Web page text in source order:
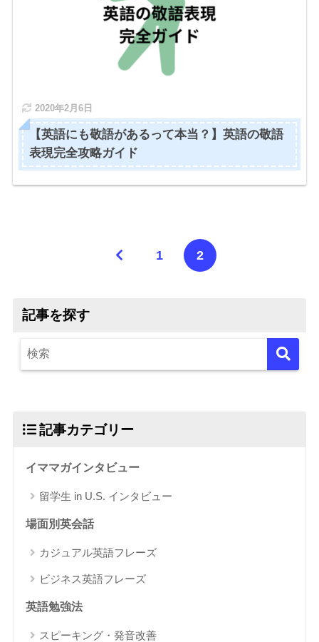
2020年2月6日
【英語にも敬語があるって本当？】英語の敬語
表現完全攻略ガイド
1 2
記事を探す
記事カテゴリー
イママガインタビュー
留学生 in U.S. インタビュー
場面別英会話
カジュアル英語フレーズ
ビジネス英語フレーズ
英語勉強法
スピーキング・発音改善